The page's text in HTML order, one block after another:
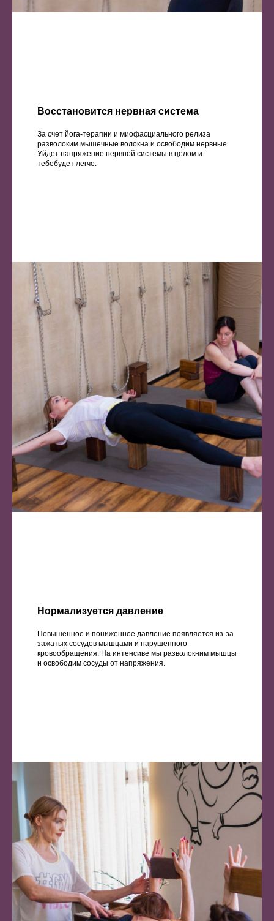
Восстановится нервная система
За счет йога-терапии и миофасциального релиза
разволоким мышечные волокна и освободим нервные.
Уйдет напряжение нервной системы в целом и
тебебудет легче.
Нормализуется давление
Повышенное и пониженное давление появляется из-за
зажатых сосудов мышцами и нарушенного
кровообращения. На интенсиве мы разволокним мышцы
и освободим сосуды от напряжения.